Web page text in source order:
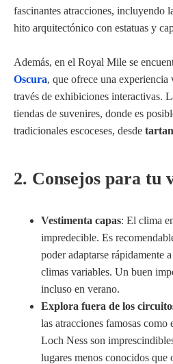
fascinantes atracciones, incluyendo
hito arquitectónico con estatuas y
Además, en el Royal Mile se
Oscura, que ofrece una
través de exhibiciones interactivas.
tiendas de suvenires, donde es
tradicionales escoceses, desde
2. Consejos para tu
Vestimenta capas: El clima
impredecible. Es
poder adaptarse rápidamente
climas variables. Un buen
incluso en verano.
Explora fuera de los
las atracciones famosas
Loch Ness son
lugares menos conocidos que